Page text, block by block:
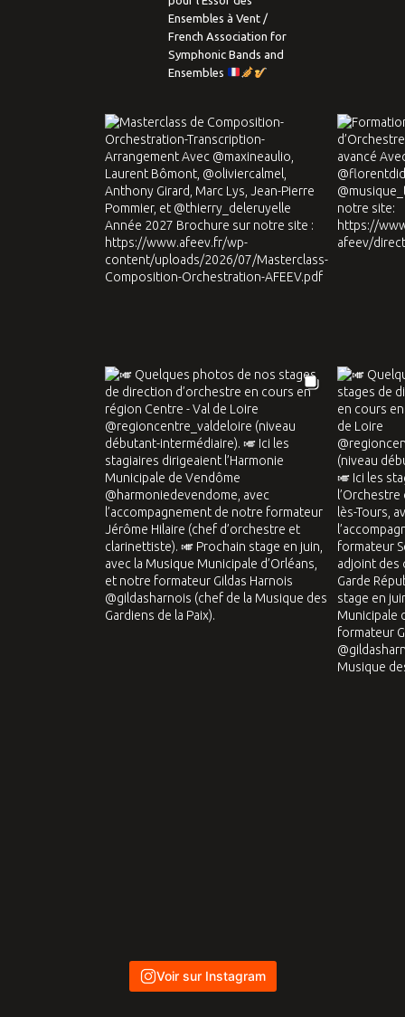
Ensembles à Vent /
French Association for
Symphonic Bands and
Ensembles
Voir sur Instagram